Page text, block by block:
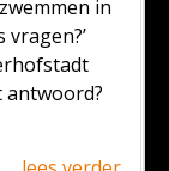
in
antwoord?